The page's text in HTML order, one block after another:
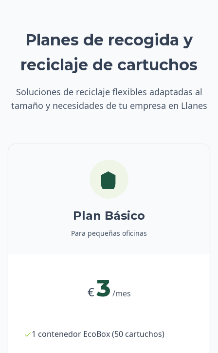
Planes de recogida y
reciclaje de cartuchos
Soluciones de reciclaje flexibles adaptadas al
tamaño y necesidades de tu empresa en Llanes
Plan Básico
Para pequeñas oficinas
€3 /mes
1 contenedor EcoBox (50 cartuchos)